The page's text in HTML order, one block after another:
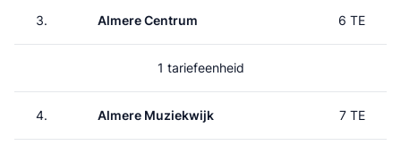
3. Almere Centrum 6 TE
1 tariefeenheid
4. Almere Muziekwijk 7 TE